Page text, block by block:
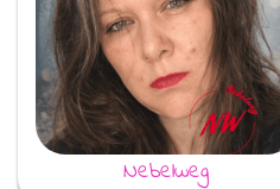
Nebelweg